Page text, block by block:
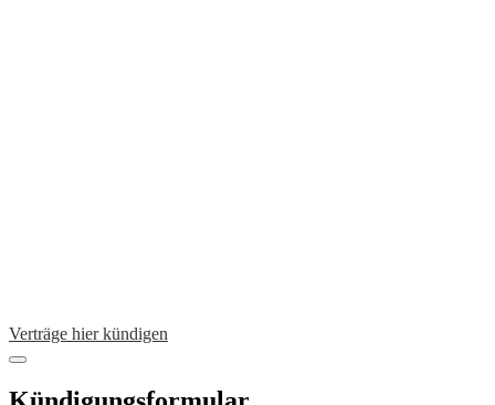
Verträge hier kündigen